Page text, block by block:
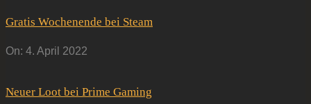
Gratis Wochenende bei Steam
On: 4. April 2022
Neuer Loot bei Prime Gaming